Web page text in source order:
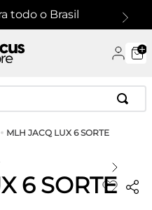
todo o Brasil
MLH JACQ LUX 6 SORTE
6 SORTE